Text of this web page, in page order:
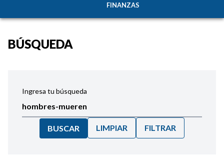
FINANZAS
BÚSQUEDA
Ingresa tu búsqueda
BUSCAR LIMPIAR FILTRAR